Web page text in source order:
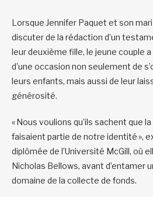
Lorsque Jennifer Paquet et son
discuter de la rédaction d’un
leur deuxième fille, le jeune couple a
d’une occasion non seulement de
leurs enfants, mais aussi de leur
générosité.
« Nous voulions qu’ils sachent que
faisaient partie de notre identité »,
diplômée de l’Université McGill, où
Nicholas Bellows, avant d’entamer
domaine de la collecte de fonds.